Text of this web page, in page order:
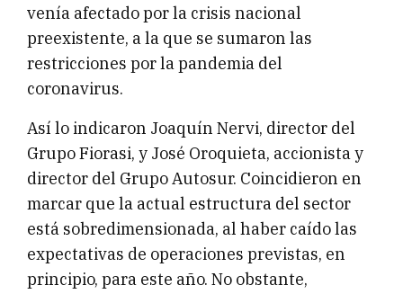
venía afectado por la crisis nacional
preexistente, a la que se sumaron las
restricciones por la pandemia del
coronavirus.
Así lo indicaron Joaquín Nervi, director del
Grupo Fiorasi, y José Oroquieta, accionista y
director del Grupo Autosur. Coincidieron en
marcar que la actual estructura del sector
está sobredimensionada, al haber caído las
expectativas de operaciones previstas, en
principio, para este año. No obstante,